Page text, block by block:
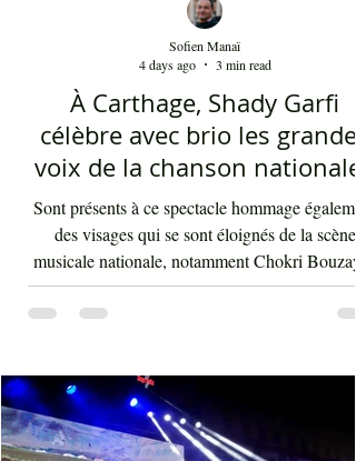
À Carthage, Shady Garfi
célèbre avec brio les grandes
voix de la chanson nationale
Par Sofien Manaï
Sont présents à ce spectacle hommage
des visages qui se sont éloignés de la scène
nouveau sur scène. Par la suite, c'était autour
d'Asma Ben Ahmed, une voix à la fois
et subliminale. À côté de celle-ci vient Ahmed
Sofien Manaï
4 days ago
3 min read